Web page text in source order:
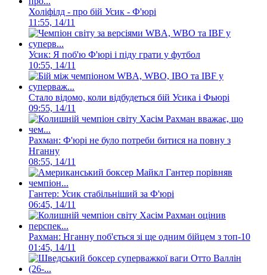
Холіфілд - про бій Усик - Ф'юрі
11:55, 14/11
Усик: Я поб'ю Ф'юрі і піду грати у футбол
10:55, 14/11
Стало відомо, коли відбудеться бій Усика і Фьюрі
09:55, 14/11
Рахман: Ф'юрі не було потреби битися на повну з
Нганну
08:55, 14/11
Гантер: Усик стабільніший за Ф'юрі
06:45, 14/11
Рахман: Нганну поб'ється зі ще одним бійцем з топ-10
01:45, 14/11